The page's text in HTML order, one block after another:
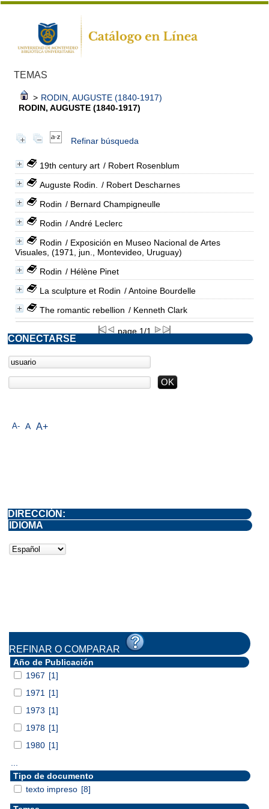
TEMAS
> RODIN, AUGUSTE (1840-1917)
RODIN, AUGUSTE (1840-1917)
Refinar búsqueda
19th century art / Robert Rosenblum
Auguste Rodin.
/ Robert Descharnes
Rodin / Bernard Champigneulle
Rodin / André Leclerc
Rodin / Exposición en Museo Nacional de Artes
Visuales, (1971, jun., Montevideo, Uruguay)
Rodin / Hélène Pinet
La sculpture et Rodin / Antoine Bourdelle
The romantic rebellion / Kenneth Clark
page 1/1
A- A A+
CONECTARSE
DIRECCIÓN:
IDIOMA
REFINAR O COMPARAR
Año de Publicación
1967 [1]
1971
[1]
1973 [1]
1978 [1]
1980 [1]
Tipo de documento
texto impreso [8]